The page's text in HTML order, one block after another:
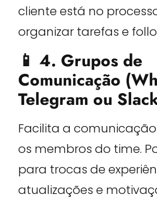
cliente está no
organizar tarefas e
📱 4. Grupos de
Comunicação
Telegram ou
Facilita a
os membros do time.
para trocas de
atualizações e